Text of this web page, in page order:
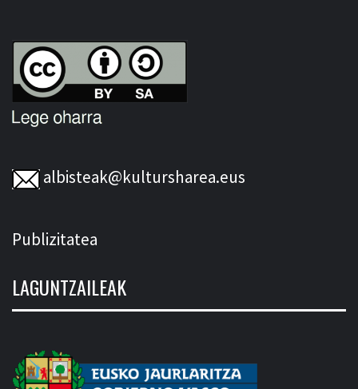
albisteak@kultursharea.eus
Publizitatea
LAGUNTZAILEAK